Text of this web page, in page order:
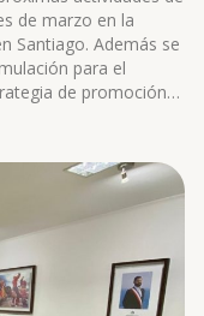
de marzo en la
Santiago. Además se
para el
de promoción